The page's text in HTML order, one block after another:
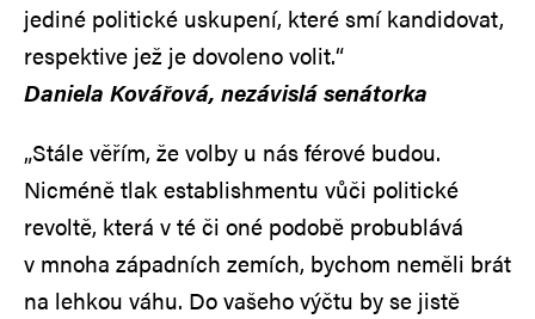
jediné politické uskupení, které smí kandidovat,
respektive jež je dovoleno volit.“
Daniela Kovářová, nezávislá senátorka
„Stále věřím, že volby u nás férové budou.
Nicméně tlak establishmentu vůči politické
revoltě, která v té či oné podobě probublává
v mnoha západních zemích, bychom neměli brát
na lehkou váhu. Do vašeho výčtu by se jistě